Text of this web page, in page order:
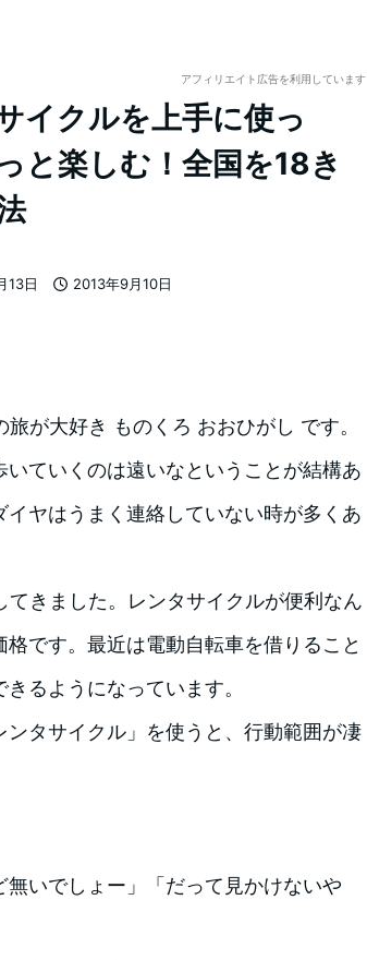
アフィリエイト広告を利用しています
イクルを上手に使っ
と楽しむ！全国を18き
13日
2013年9月10日
旅が大好き ものくろ おおひがし です。
いていくのは遠いなということが結構あ
ヤはうまく連絡していない時が多くあ
てきました。レンタサイクルが便利なん
格です。最近は電動自転車を借りること
るようになっています。
ンタサイクル」を使うと、行動範囲が凄
いでしょー」「だって見かけないや